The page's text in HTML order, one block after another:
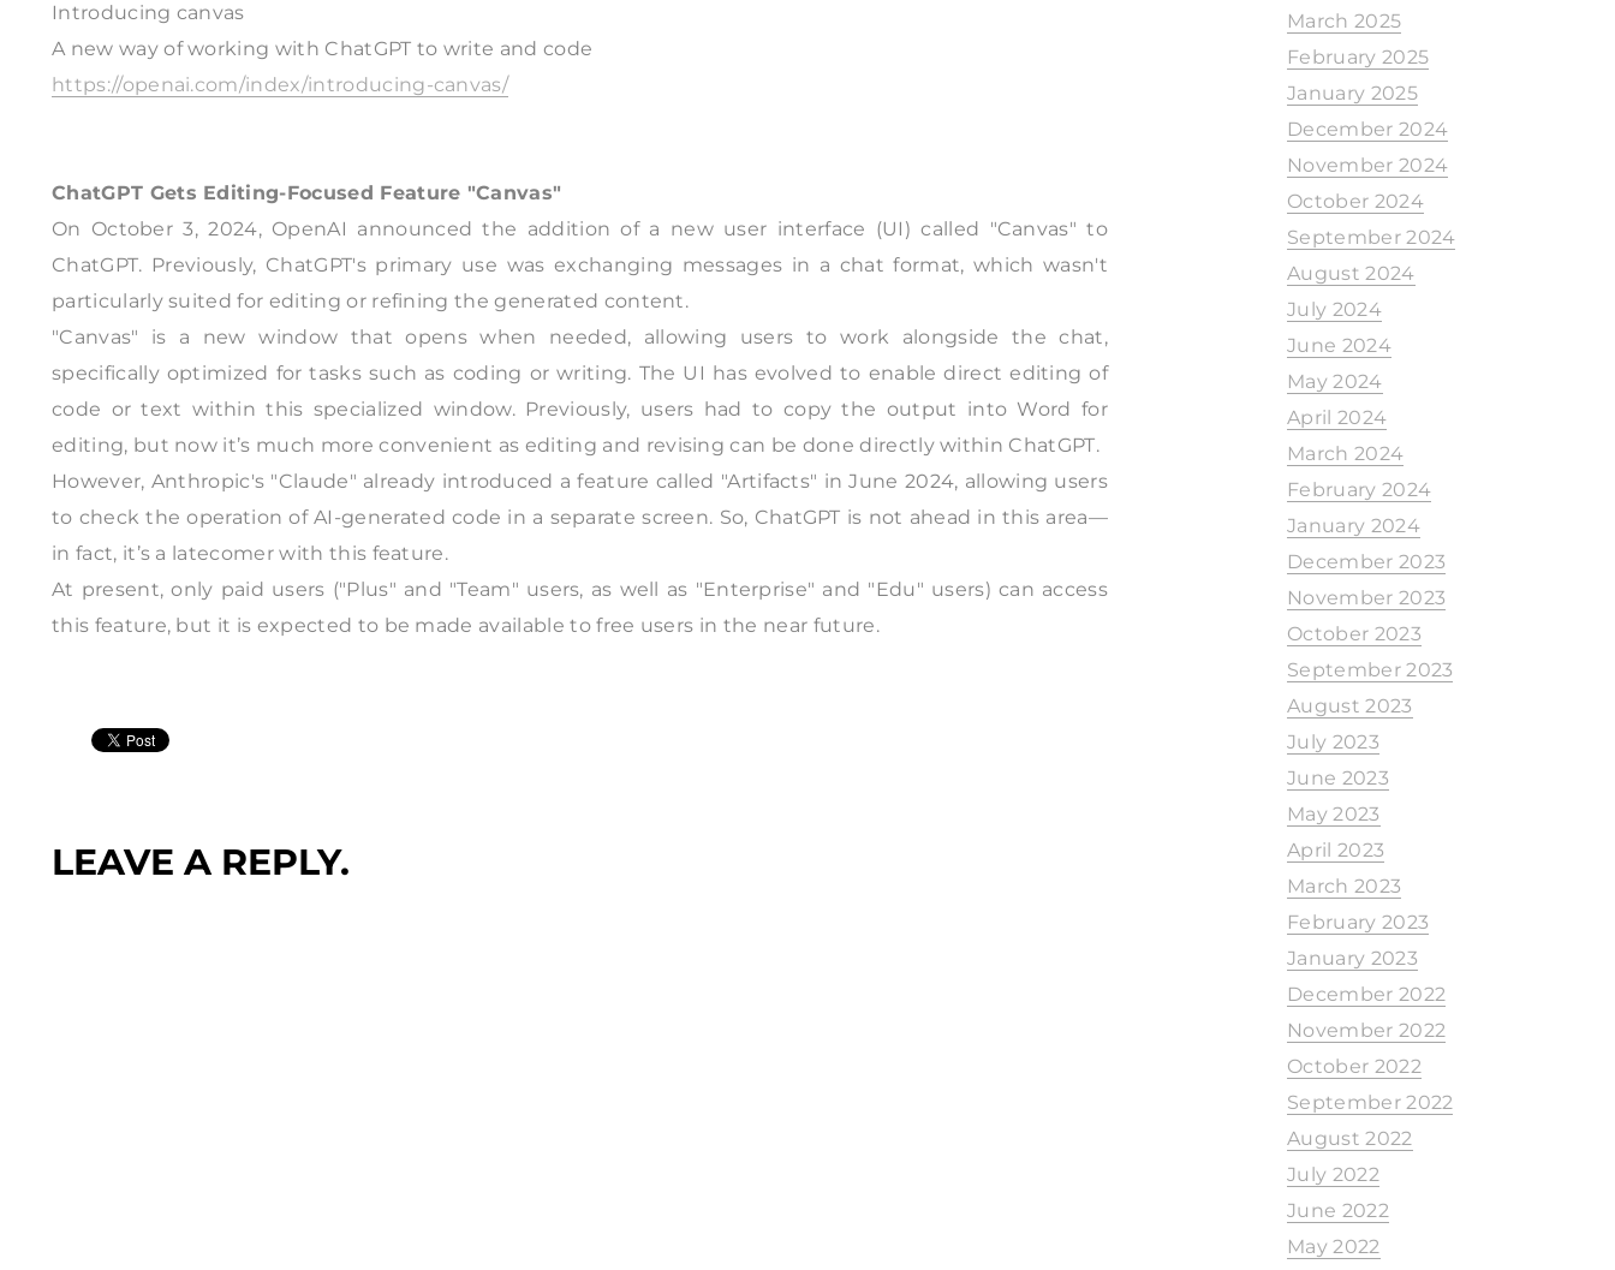
Introducing canvas
A new way of working with ChatGPT to write and code
https://openai.com/index/introducing-canvas/
ChatGPT Gets Editing-Focused Feature "Canvas"
On October 3, 2024, OpenAI announced the addition of a new user interface (UI) called "Canvas" to
ChatGPT. Previously, ChatGPT's primary use was exchanging messages in a chat format, which wasn't
particularly suited for editing or refining the generated content.
"Canvas" is a new window that opens when needed, allowing users to work alongside the chat,
specifically optimized for tasks such as coding or writing. The UI has evolved to enable direct editing of
code or text within this specialized window. Previously, users had to copy the output into Word for
editing, but now it’s much more convenient as editing and revising can be done directly within ChatGPT.
However, Anthropic's "Claude" already introduced a feature called "Artifacts" in June 2024, allowing users
to check the operation of AI-generated code in a separate screen. So, ChatGPT is not ahead in this area—
in fact, it’s a latecomer with this feature.
At present, only paid users ("Plus" and "Team" users, as well as "Enterprise" and "Edu" users) can access
this feature, but it is expected to be made available to free users in the near future.
LEAVE A REPLY.
March 2025
February 2025
January 2025
December 2024
November 2024
October 2024
September 2024
August 2024
July 2024
June 2024
May 2024
April 2024
March 2024
February 2024
January 2024
December 2023
November 2023
October 2023
September 2023
August 2023
July 2023
June 2023
May 2023
April 2023
March 2023
February 2023
January 2023
December 2022
November 2022
October 2022
September 2022
August 2022
July 2022
June 2022
May 2022